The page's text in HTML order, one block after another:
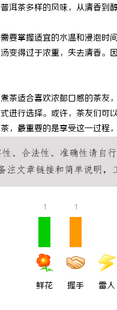
洱茶多样的风味，从清香到
要掌握适宜的水温和浸泡
变得过于浓重，失去清香
茶适合喜欢浓郁口感的茶
进行选择。或许，茶友们
，最重要的是享受这一过
1
鲜花
1
握手 雷人